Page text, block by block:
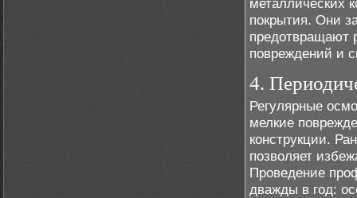
металлических
покрытия. Они
предотвращают
повреждений и
4.
Регулярные
мелкие
конструкции.
позволяет
Проведение
дважды в год: